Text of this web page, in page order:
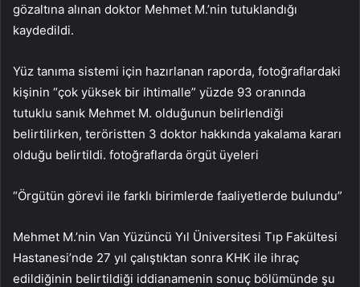
gözaltına alınan doktor Mehmet M.’nin tutuklandığı
kaydedildi.
Yüz tanıma sistemi için hazırlanan raporda, fotoğraflardaki
kişinin “çok yüksek bir ihtimalle” yüzde 93 oranında
tutuklu sanık Mehmet M. olduğunun belirlendiği
belirtilirken, teröristten 3 doktor hakkında yakalama kararı
olduğu belirtildi. fotoğraflarda örgüt üyeleri
“Örgütün görevi ile farklı birimlerde faaliyetlerde bulundu”
Mehmet M.’nin Van Yüzüncü Yıl Üniversitesi Tıp Fakültesi
Hastanesi’nde 27 yıl çalıştıktan sonra KHK ile ihraç
edildiğinin belirtildiği iddianamenin sonuç bölümünde şu